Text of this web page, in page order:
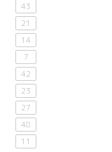
43
21
14
7
42
23
27
48
11